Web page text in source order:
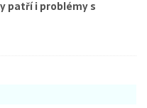
patří i problémy s